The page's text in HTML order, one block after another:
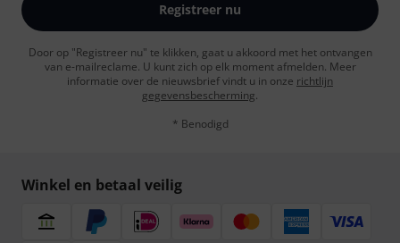
Registreer nu
Door op "Registreer nu" te klikken, gaat u akkoord met het ontvangen
van e-mailreclame. U kunt zich op elk moment afmelden. Meer
informatie over de nieuwsbrief vindt u in onze richtlijn
gegevensbescherming.
* Benodigd
Winkel en betaal veilig